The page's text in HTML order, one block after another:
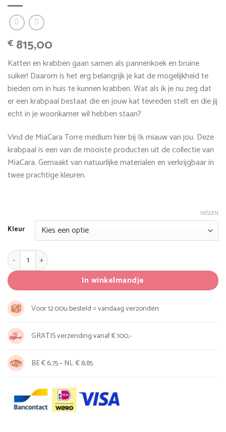
€ 815,00
Katten en krabben gaan samen als pannenkoek en bruine
suiker! Daarom is het erg belangrijk je kat de mogelijkheid te
bieden om in huis te kunnen krabben. Wat als ik je nu zeg dat
er een krabpaal bestaat die en jouw kat tevreden stelt en die jij
echt in je woonkamer wil hebben staan?
Vind de MiaCara Torre medium hier bij Ik miauw van jou. Deze
krabpaal is een van de mooiste producten uit de collectie van
MiaCara. Gemaakt van natuurlijke materialen en verkrijgbaar in
twee prachtige kleuren.
Kleur
WISSEN
MiaCara Torre medium Krabpaal aantal
In winkelmandje
Voor 12:00u besteld = vandaag verzonden
GRATIS verzending vanaf € 100,-
BE € 6,75 – NL: € 8,85